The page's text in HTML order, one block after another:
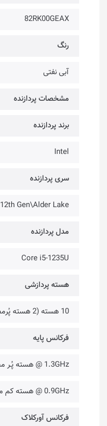
82RK00GEAX
رنگ
آبی نفتی
مشخصات پردازنده
برند پردازنده
Intel
سری پردازنده
12th Gen\Alder Lake
مدل پردازنده
Core i5-1235U
هسته پردازشی
10 هسته (2 هسته پُرمصرف + 8 هسته کم مصرف)
فرکانس پایه
1.3GHz @ هسته پُـر مصرف
0.9GHz @ هسته کم مصرف
فرکانس آورکلاک